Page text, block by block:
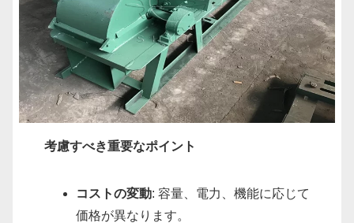
考慮すべき重要なポイント
コストの変動: 容量、電力、機能に応じて
価格が異なります。